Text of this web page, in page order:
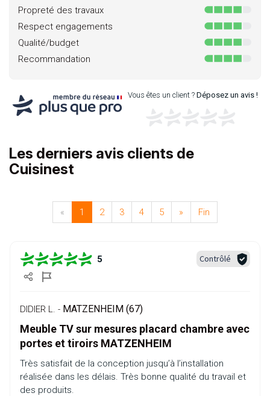
Propreté des travaux
Respect engagements
Qualité/budget
Recommandation
Vous êtes un client ?Déposez un avis !
Les derniers avis clients de
Cuisinest
« 1 2 3 4 5 » Fin
5 Contrôlé
DIDIER L. - MATZENHEIM (67)
Meuble TV sur mesures placard chambre avec
portes et tiroirs MATZENHEIM
Très satisfait de la conception jusqu’à l’installation
réalisée dans les délais. Très bonne qualité du travail et
des produits.